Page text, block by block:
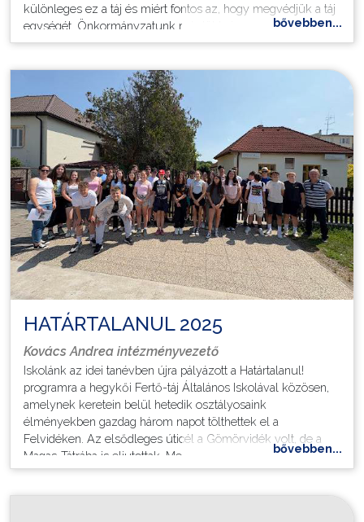
különleges ez a táj és miért fontos az, hogy megvédjük a táj
egységét. Önkormányzatunk már több éve szervez
kirándulást a fertőszéplaki iskola végzősei számára,
Az idei évben az Eszterházy-kastélyra esett a választás. A 8.
osztályos tanulók kívánságának eleget téve a Cziráky Margit
Rózsakertben tölthettek együtt időt általános iskolai
tanulmányaik utolsó napjaiban.
Továbbra is gyűjtsétek az élményeket és ne felejtsétek el,
hogy honnan indultatok!
bővebben...
HATÁRTALANUL 2025
Kovács Andrea intézményvezető
Iskolánk az idei tanévben újra pályázott a Határtalanul!
programra a hegykői Fertő-táj Általános Iskolával közösen,
amelynek keretein belül hetedik osztályosaink
élményekben gazdag három napot tölthettek el a
Felvidéken. Az elsődleges úticél a Gömörvidék volt, de a
Magas-Tátrába is eljutottak. Meglátogatták Mikszáth Kálmán
és Madách Imre szülőházát, a Domica cseppkőbarlangot, a
bővebben...